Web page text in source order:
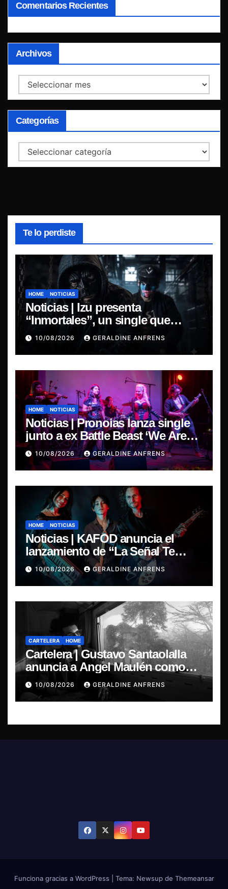
Comentarios Recientes
Archivos
Archivos
Categorías
Categorías
Te lo perdiste
HOME NOTICIAS
Noticias | Izu presenta
“Inmortales”, un single que
marca su esperado regreso.
10/08/2026 GERALDINE ANFRENS
HOME NOTICIAS
Noticias | Pronoias lanza single
junto a ex Battle Beast ‘We Are
The Same’ une el metal de Chile y
Finlandia.
10/08/2026 GERALDINE ANFRENS
HOME NOTICIAS
Noticias | KAFOD anuncia el
lanzamiento de “La Señal Te
Encontró”, el primer adelanto de
su nuevo álbum conceptual.
10/08/2026 GERALDINE ANFRENS
CARTELERA HOME
Cartelera | Gustavo Santaolalla
anuncia a Angel Maulén como
invitado especial para su regreso
a Chile
10/08/2026 GERALDINE ANFRENS
Funciona gracias a WordPress Tema: Newsup de Themeansar